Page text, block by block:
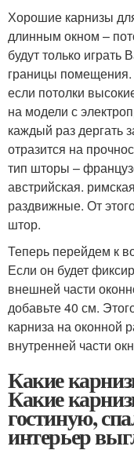
Хорошие карнизы
длинным окном –
будут только
границы помещения.
если потолки
на модели с
каждый раз дергать
отразится на
тип шторы –
австрийская.
раздвижные. От
штор.
Теперь перейдем к
Если он будет
внешней части
добавьте 40 см.
карниза на оконной
внутренней части
Какие
Какие
гостиную,
интерьер